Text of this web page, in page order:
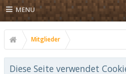
MENU
Mitglieder
Diese Seite verwendet